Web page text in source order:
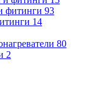
фитинги 93
14
80
2